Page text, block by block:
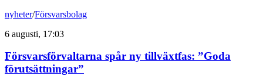
nyheter/Försvarsbolag
6 augusti, 17:03
Försvarsförvaltarna spår ny tillväxtfas: ”Goda
förutsättningar”